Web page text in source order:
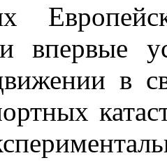
впервые
в